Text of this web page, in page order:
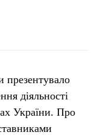
презентувало
діяльності
України. Про